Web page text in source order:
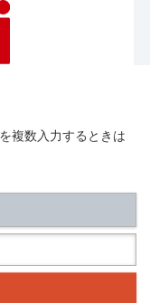
複数入力するときは